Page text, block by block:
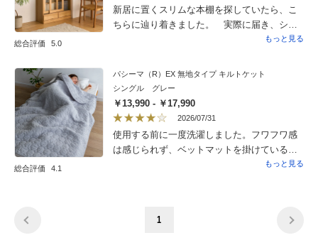
総合評価 5.0
新居に置くスリムな本棚を探していたら、こ
ちらに辿り着きました。 実際に届き、シン
プルなデザインと棚が前後で変えられる点も
のリビングにマッチして良い。 買って満足
しています。
もっと見る
総合評価 4.1
パシーマ（R）EX 無地タイプ キルトケット
シングル グレー
￥13,990 - ￥17,990
2026/07/31
使用する前に一度洗濯しました。フワフワ感
は感じられず、ベットマットを掛けている感
じでゴワつく感じでした。寝返りなので揉ま
で、キルトケットも説明どうり、柔らかくな
もっと見る
1